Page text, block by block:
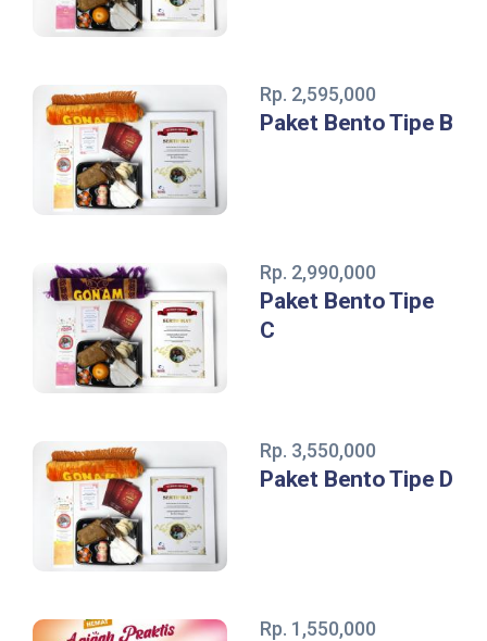
Rp. 2,595,000
Paket Bento Tipe B
Rp. 2,990,000
Paket Bento Tipe
C
Rp. 3,550,000
Paket Bento Tipe D
Rp. 1,550,000